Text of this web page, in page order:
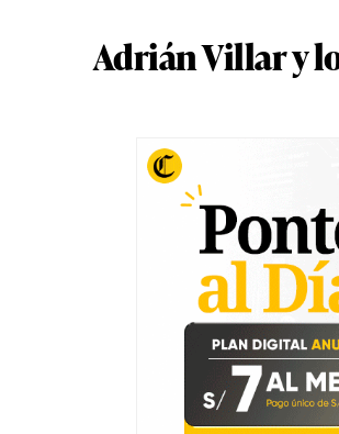
Adrián Villar y